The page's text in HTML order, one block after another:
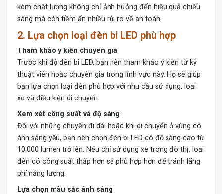
kém chất lượng không chỉ ảnh hưởng đến hiệu quả chiếu
sáng mà còn tiềm ẩn nhiều rủi ro về an toàn.
2. Lựa chọn loại đèn bi LED phù hợp
Tham khảo ý kiến chuyên gia
Trước khi độ đèn bi LED, bạn nên tham khảo ý kiến từ kỹ
thuật viên hoặc chuyên gia trong lĩnh vực này. Họ sẽ giúp
bạn lựa chọn loại đèn phù hợp với nhu cầu sử dụng, loại
xe và điều kiện di chuyển.
Xem xét công suất và độ sáng
Đối với những chuyến đi dài hoặc khi di chuyển ở vùng có
ánh sáng yếu, bạn nên chọn đèn bi LED có độ sáng cao từ
10.000 lumen trở lên. Nếu chỉ sử dụng xe trong đô thị, loại
đèn có công suất thấp hơn sẽ phù hợp hơn để tránh lãng
phí năng lượng.
Lựa chọn màu sắc ánh sáng